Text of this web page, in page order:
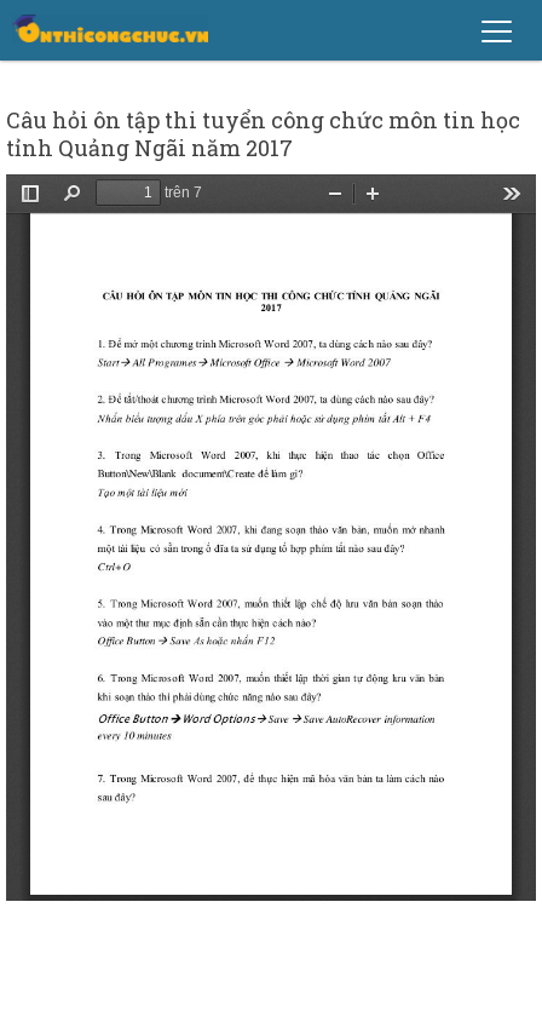
Câu hỏi ôn tập thi tuyển công chức môn tin học
tỉnh Quảng Ngãi năm 2017